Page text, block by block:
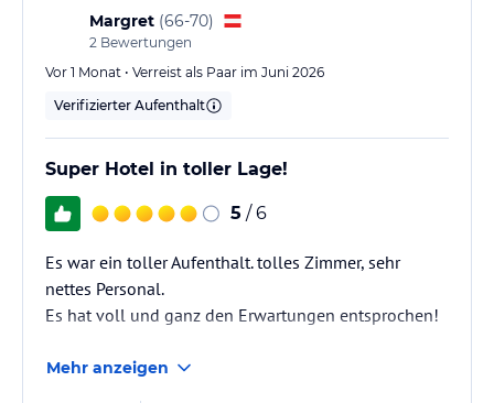
Margret (66-70)
2 Bewertungen
Vor 1 Monat • Verreist als Paar im Juni 2026
Verifizierter Aufenthalt
Super Hotel in toller Lage!
5 / 6
Es war ein toller Aufenthalt. tolles Zimmer, sehr
nettes Personal.
Es hat voll und ganz den Erwartungen entsprochen!
Mehr anzeigen